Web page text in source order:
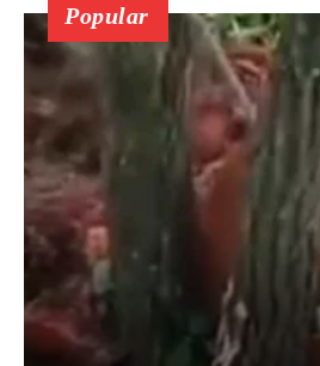
Popular